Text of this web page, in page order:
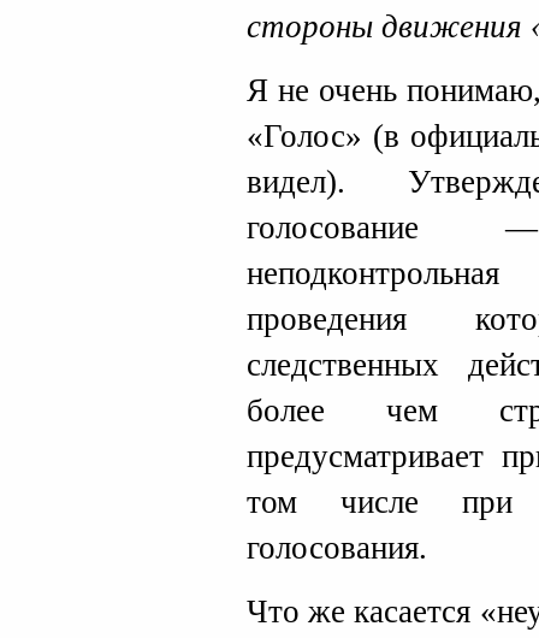
стороны движения
Я не очень
«Голос» (в
видел).
проведения
следственных
более чем
предусматривает
том числе при
голосования.
Что же касается